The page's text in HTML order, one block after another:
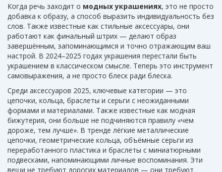
Когда речь заходит о модных украшениях, это не просто
добавка к образу, а способ выразить индивидуальность без
слов. Также известные как стильные аксессуары, они
работают как финальный штрих — делают образ
завершённым, запоминающимся и точно отражающим ваш
настрой. В 2024–2025 годах украшения перестали быть
украшением в классическом смысле. Теперь это инструмент
самовыражения, а не просто блеск ради блеска.
Среди аксессуаров 2025, ключевые категории — это
цепочки, кольца, браслеты и серьги с неожиданными
формами и материалами. Также известные как модная
бижутерия, они больше не подчиняются правилу «чем
дороже, тем лучше». В тренде лёгкие металлические
цепочки, геометрические кольца, объёмные серьги из
переработанного пластика и браслеты с миниатюрными
подвесками, напоминающими личные воспоминания. Эти
вещи не требуют дорогих материалов — они требуют